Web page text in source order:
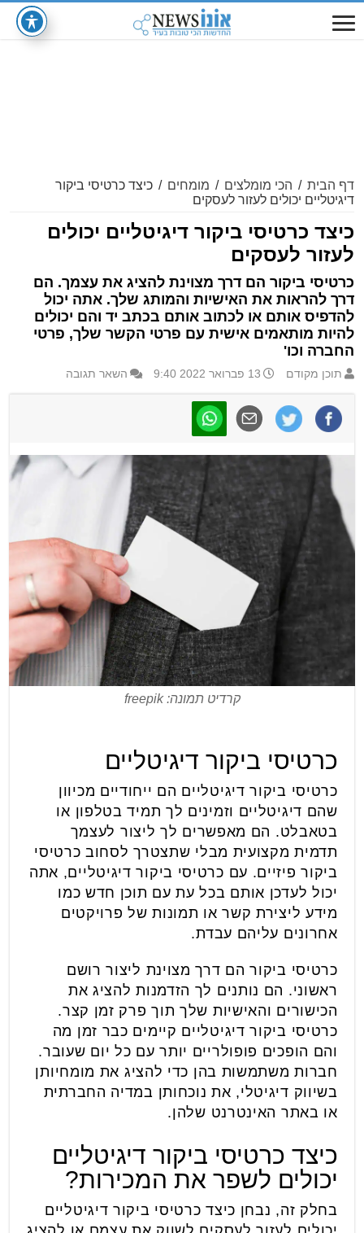
דף הבית / הכי מומלצים / מומחים / כיצד כרטיסי ביקור
דיגיטליים יכולים לעזור לעסקים
כיצד כרטיסי ביקור דיגיטליים יכולים
לעזור לעסקים
כרטיסי ביקור הם דרך מצוינת להציג את עצמך. הם
דרך להראות את האישיות והמותג שלך. אתה יכול
להדפיס אותם או לכתוב אותם בכתב יד והם יכולים
להיות מותאמים אישית עם פרטי הקשר שלך, פרטי
החברה וכו'
תוכן מקודם 13 פברואר 2022 9:40 השאר תגובה
קרדיט תמונה: freepik
כרטיסי ביקור דיגיטליים
כרטיסי ביקור דיגיטליים הם ייחודיים מכיוון
שהם דיגיטליים וזמינים לך תמיד בטלפון או
בטאבלט. הם מאפשרים לך ליצור לעצמך
תדמית מקצועית מבלי שתצטרך לסחוב כרטיסי
ביקור פיזיים. עם כרטיסי ביקור דיגיטליים, אתה
יכול לעדכן אותם בכל עת עם תוכן חדש כמו
מידע ליצירת קשר או תמונות של פרויקטים
אחרונים עליהם עבדת.
כרטיסי ביקור הם דרך מצוינת ליצור רושם
ראשוני. הם נותנים לך הזדמנות להציג את
הכישורים והאישיות שלך תוך פרק זמן קצר.
כרטיסי ביקור דיגיטליים קיימים כבר זמן מה
והם הופכים פופולריים יותר עם כל יום שעובר.
חברות משתמשות בהן כדי להציג את מומחיותן
בשיווק דיגיטלי, את נוכחותן במדיה החברתית
או באתר האינטרנט שלהן.
כיצד כרטיסי ביקור דיגיטליים
יכולים לשפר את המכירות?
בחלק זה, נבחן כיצד כרטיסי ביקור דיגיטליים